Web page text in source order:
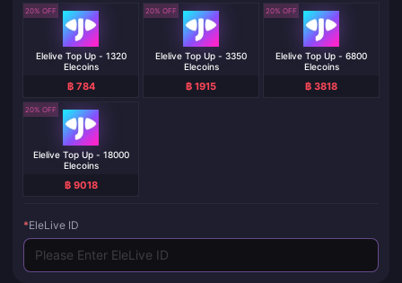
20% OFF
Elelive Top Up - 1320
Elecoins
฿ 784
20% OFF
Elelive Top Up - 3350
Elecoins
฿ 1915
20% OFF
Elelive Top Up - 6800
Elecoins
฿ 3818
20% OFF
Elelive Top Up - 18000
Elecoins
฿ 9018
*EleLive ID